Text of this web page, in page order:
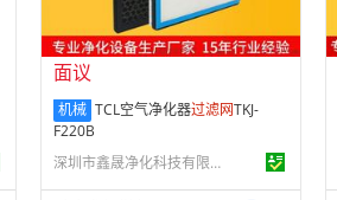
面议
机械 TCL空气净化器过滤网TKJ-
F220B
深圳市鑫晟净化科技有限公司